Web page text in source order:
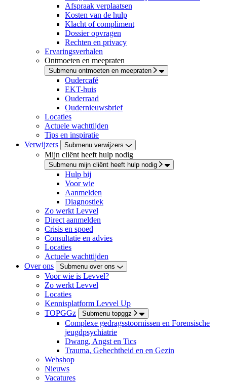
Afspraak verplaatsen
Kosten van de hulp
Klacht of compliment
Dossier opvragen
Rechten en privacy
Ervaringsverhalen
Ontmoeten en meepraten
Submenu ontmoeten en meepraten
Oudercafé
EKT-huis
Ouderraad
Oudernieuwsbrief
Locaties
Actuele wachttijden
Tips en inspiratie
Verwijzers
Submenu verwijzers
Mijn cliënt heeft hulp nodig
Submenu mijn cliënt heeft hulp nodig
Hulp bij
Voor wie
Aanmelden
Diagnostiek
Zo werkt Levvel
Direct aanmelden
Crisis en spoed
Consultatie en advies
Locaties
Actuele wachttijden
Over ons
Submenu over ons
Voor wie is Levvel?
Zo werkt Levvel
Locaties
Kennisplatform Levvel Up
TOPGGz
Submenu topggz
Complexe gedragsstoornissen en Forensische
jeugdpsychiatrie
Dwang, Angst en Tics
Trauma, Gehechtheid en en Gezin
Webshop
Nieuws
Vacatures